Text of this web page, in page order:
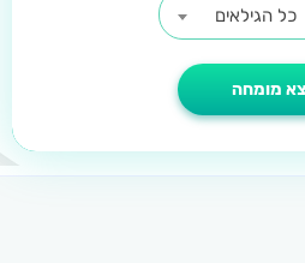
כל הגילאים